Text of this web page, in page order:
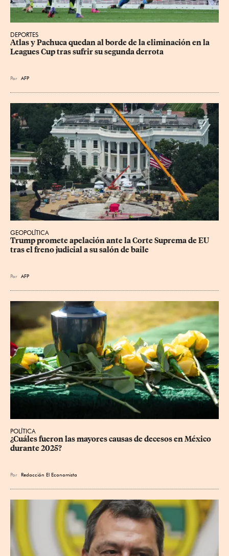
DEPORTES
Atlas y Pachuca quedan al borde de la eliminación en la
Leagues Cup tras sufrir su segunda derrota
Por AFP
GEOPOLÍTICA
Trump promete apelación ante la Corte Suprema de EU
tras el freno judicial a su salón de baile
Por AFP
POLÍTICA
¿Cuáles fueron las mayores causas de decesos en México
durante 2025?
Por Redacción El Economista